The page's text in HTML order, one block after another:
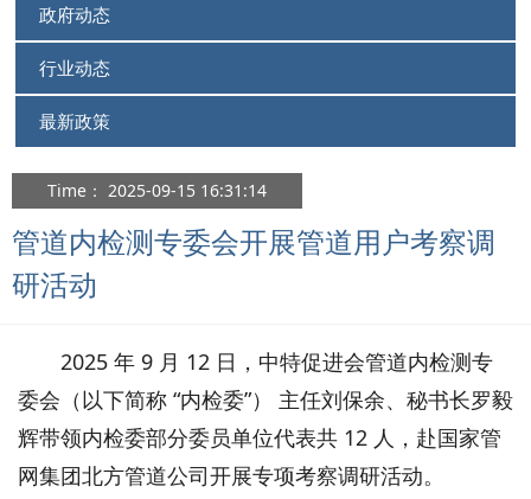
政府动态
行业动态
最新政策
Time： 2025-09-15 16:31:14
管道内检测专委会开展管道用户考察调
研活动
2025 年 9 月 12 日，中特促进会管道内检测专
委会（以下简称 “内检委”） 主任刘保余、秘书长罗毅
辉带领内检委部分委员单位代表共 12 人，赴国家管
网集团北方管道公司开展专项考察调研活动。